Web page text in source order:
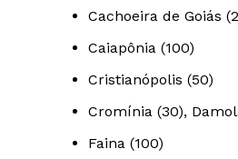
Cachoeira de Goiás
Caiapônia (100)
Cristianópolis (50)
Cromínia (30),
Faina (100)